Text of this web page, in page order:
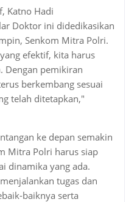
Katno Hadi
Doktor ini didedikasikan
Senkom Mitra Polri.
efektif, kita harus
Dengan pemikiran
berkembang sesuai
telah ditetapkan,"
ke depan semakin
Mitra Polri harus siap
dinamika yang ada.
tugas dan
baiknya serta